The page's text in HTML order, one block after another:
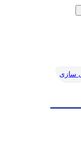
سازی